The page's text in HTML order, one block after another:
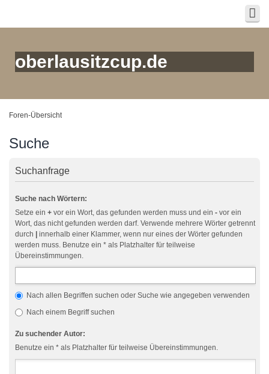
oberlausitzcup.de
Foren-Übersicht
Suche
Suchanfrage
Suche nach Wörtern:
Setze ein + vor ein Wort, das gefunden werden muss und ein - vor ein
Wort, das nicht gefunden werden darf. Verwende mehrere Wörter getrennt
durch
innerhalb einer Klammer, wenn nur eines der Wörter gefunden
werden muss. Benutze ein * als Platzhalter für teilweise
Übereinstimmungen.
Nach allen Begriffen suchen oder Suche wie angegeben verwenden
Nach einem Begriff suchen
Zu suchender Autor:
Benutze ein * als Platzhalter für teilweise Übereinstimmungen.